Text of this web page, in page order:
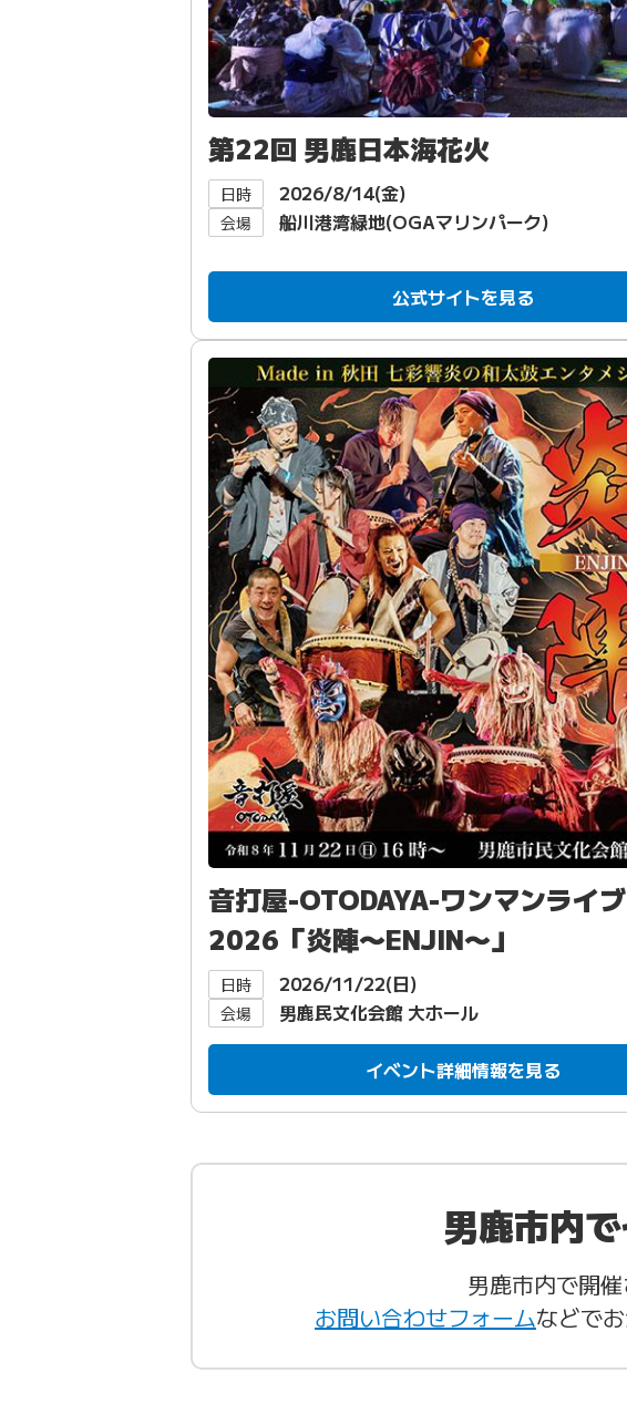
第22回 男鹿日本海花火
日時 2026/8/14(金)
会場 船川港湾緑地(OGAマリンパーク)
公式サイトを見る
音打屋-OTODAYA-ワンマンライブ
2026「炎陣〜ENJIN〜」
日時 2026/11/22(日)
会場 男鹿民文化会館 大ホール
イベント詳細情報を見る
男鹿市内
男鹿市内で開
お問い合わせフォームなどで